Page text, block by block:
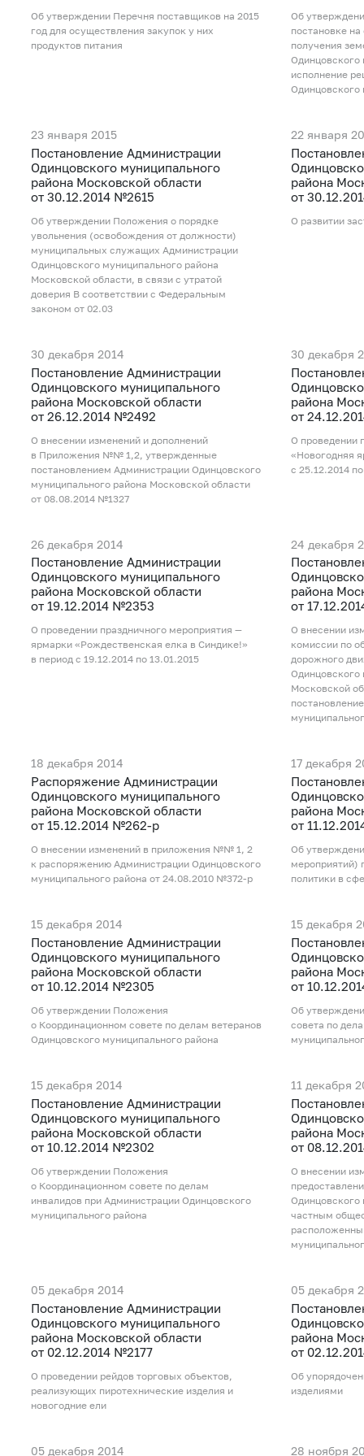
Об утверждении Перечня поставщиков на 2015
год для осуществления закупок у них
продуктов питания
Об
постановке
получения
Одинцовского
исполнение
Одинцовского
23 января 2015
Постановление Администрации
Одинцовского муниципального
района Московской области
от 30.12.2014 №2615
Об утверждении Положения о порядке
увольнения (освобождения от должности)
муниципальных служащих Администрации
Одинцовского муниципального района
Московской области, в связи с утратой
доверия В соответствии с Федеральным
законом от 02.03
22 января
района
от
О развитии
30 декабря 2014
Постановление Администрации
Одинцовского муниципального
района Московской области
от 26.12.2014 №2492
О внесении изменений и дополнений
в Приложения №№ 1,2, утвержденные
постановлением Администрации Одинцовского
муниципального района Московской области
от 08.08.2014 №1327
30 декабря
района
от
О проведении
«Новогодняя
с 25.12.2014
26 декабря 2014
Постановление Администрации
Одинцовского муниципального
района Московской области
от 19.12.2014 №2353
О проведении праздничного мероприятия —
ярмарки «Рождественская елка в Синдике!»
в период с 19.12.2014 по 13.01.2015
24 декабря
района
от
О внесении
комиссии по
дорожного
Одинцовского
Московской
18 декабря 2014
Распоряжение Администрации
Одинцовского муниципального
района Московской области
от 15.12.2014 №262-р
О внесении изменений в приложения №№ 1, 2
к распоряжению Администрации Одинцовского
муниципального района от 24.08.2010 №372-р
17 декабря
района
от
Об
мероприятий)
политики в
15 декабря 2014
Постановление Администрации
Одинцовского муниципального
района Московской области
от 10.12.2014 №2305
Об утверждении Положения
о Координационном совете по делам ветеранов
Одинцовского муниципального района
15 декабря
района
от
Об
совета по
15 декабря 2014
Постановление Администрации
Одинцовского муниципального
района Московской области
от 10.12.2014 №2302
Об утверждении Положения
о Координационном совете по делам
инвалидов при Администрации Одинцовского
муниципального района
11 декабря
района
от
О внесении
Одинцовского
частным
05 декабря 2014
Постановление Администрации
Одинцовского муниципального
района Московской области
от 02.12.2014 №2177
О проведении рейдов торговых объектов,
реализующих пиротехнические изделия и
новогодние ели
05 декабря
района
от
Об
изделиями
05 декабря 2014 28 ноября